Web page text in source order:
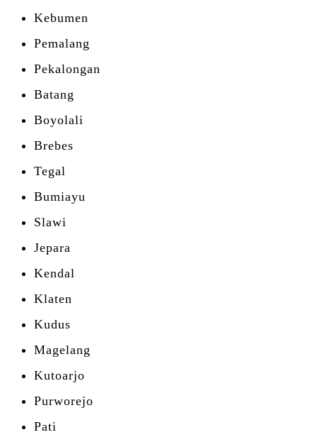
Kebumen
Pemalang
Pekalongan
Batang
Boyolali
Brebes
Tegal
Bumiayu
Slawi
Jepara
Kendal
Klaten
Kudus
Magelang
Kutoarjo
Purworejo
Pati